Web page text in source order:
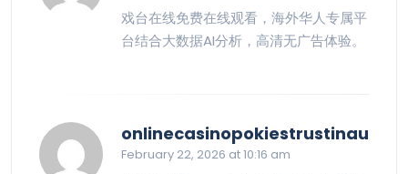
戏台在线免费在线观看，海外华人专属平
台结合大数据AI分析，高清无广告体验。
onlinecasinopokiestrustinau
February 22, 2026 at 10:16 am